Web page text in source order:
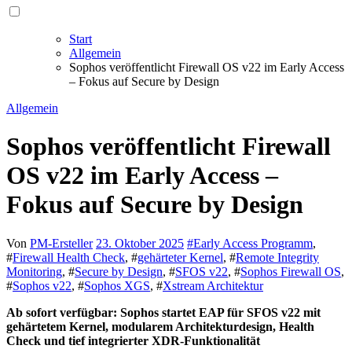
Start
Allgemein
Sophos veröffentlicht Firewall OS v22 im Early Access
– Fokus auf Secure by Design
Allgemein
Sophos veröffentlicht Firewall
OS v22 im Early Access –
Fokus auf Secure by Design
Von PM-Ersteller 23. Oktober 2025 #Early Access Programm,
#Firewall Health Check, #gehärteter Kernel, #Remote Integrity
Monitoring, #Secure by Design, #SFOS v22, #Sophos Firewall OS,
#Sophos v22, #Sophos XGS, #Xstream Architektur
Ab sofort verfügbar: Sophos startet EAP für SFOS v22 mit
gehärtetem Kernel, modularem Architekturdesign, Health
Check und tief integrierter XDR-Funktionalität